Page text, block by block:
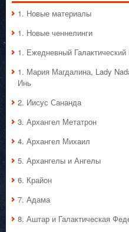
1. Hовые материалы
1. Hовые ченнелинги
1. Ежедневный
1. Мария Магдалина, Lady
Инь
2. Иисус Сананда
3. Архангел Метатрон
4. Архангел Михаил
5. Архангелы и Ангелы
6. Крайон
7. Адама
8. Аштар и Галактическая